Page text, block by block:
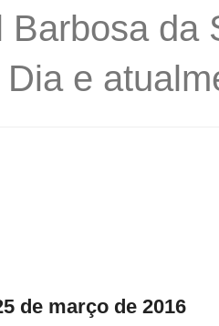
Barbosa da
e
de março de 2016